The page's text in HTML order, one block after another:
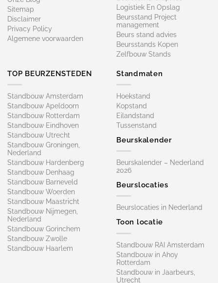
Sitemap
Disclaimer
Privacy Policy
Algemene voorwaarden
Logistiek En Opslag
Beursstand Project
management
Beurs stand advies
Beursstands Kopen
Zelfbouw Stands
TOP BEURZENSTEDEN
Standbouw Amsterdam
Standbouw Apeldoorn
Standbouw Rotterdam
Standbouw Eindhoven
Standbouw Utrecht
Standbouw Groningen,
Nederland
Standbouw Hardenberg
Standbouw Denhaag
Standbouw Barneveld
Standbouw Woerden
Standbouw Maastricht
Standbouw Nijmegen,
Nederland
Standbouw Gorinchem
Standbouw Zwolle
Standbouw Haarlem
Standmaten
Hoekstand
Kopstand
Eilandstand
Tussenstand
Beurskalender
Beurskalender – Nederland
2026
Beurslocaties
Beurslocaties in Nederland
Toon locatie
Standbouw RAI Amsterdam
Standbouw in Ahoy
Rotterdam
Standbouw in Jaarbeurs,
Utrecht